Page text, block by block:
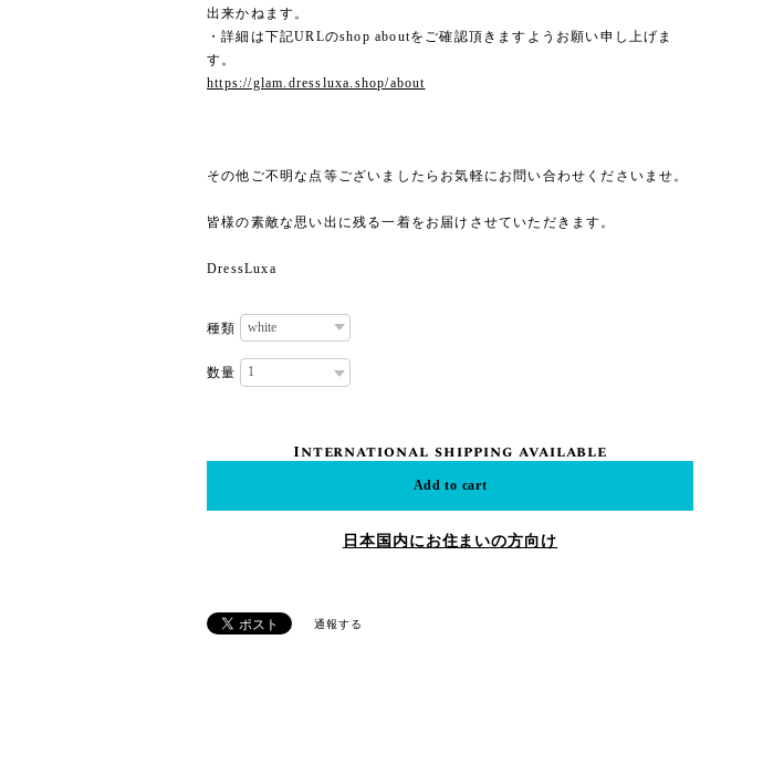
出来かねます。
・詳細は下記URLのshop aboutをご確認頂きますようお願い申し上げま
す。
https://glam.dressluxa.shop/about
その他ご不明な点等ございましたらお気軽にお問い合わせくださいませ。
皆様の素敵な思い出に残る一着をお届けさせていただきます。
DressLuxa
種類
数量
International shipping available
Add to cart
日本国内にお住まいの方向け
通報する